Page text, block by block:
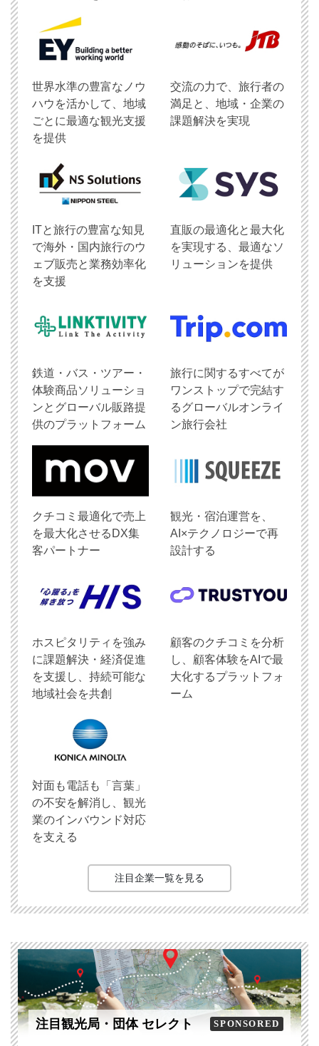
世界水準の豊富なノウ
ハウを活かして、地域
ごとに最適な観光支援
を提供
交流の力で、旅行者の
満足と、地域・企業の
課題解決を実現
ITと旅行の豊富な知見
で海外・国内旅行のウ
ェブ販売と業務効率化
を支援
直販の最適化と最大化
を実現する、最適なソ
リューションを提供
鉄道・バス・ツアー・
体験商品ソリューショ
ンとグローバル販路提
供のプラットフォーム
旅行に関するすべてが
ワンストップで完結す
るグローバルオンライ
ン旅行会社
クチコミ最適化で売上
を最大化させるDX集
客パートナー
観光・宿泊運営を、
AI×テクノロジーで再
設計する
ホスピタリティを強み
に課題解決・経済促進
を支援し、持続可能な
地域社会を共創
顧客のクチコミを分析
し、顧客体験をAIで最
大化するプラットフォ
ーム
対面も電話も「言葉」
の不安を解消し、観光
業のインバウンド対応
を支える
注目企業一覧を見る
注目観光局・団体 セレクト SPONSORED